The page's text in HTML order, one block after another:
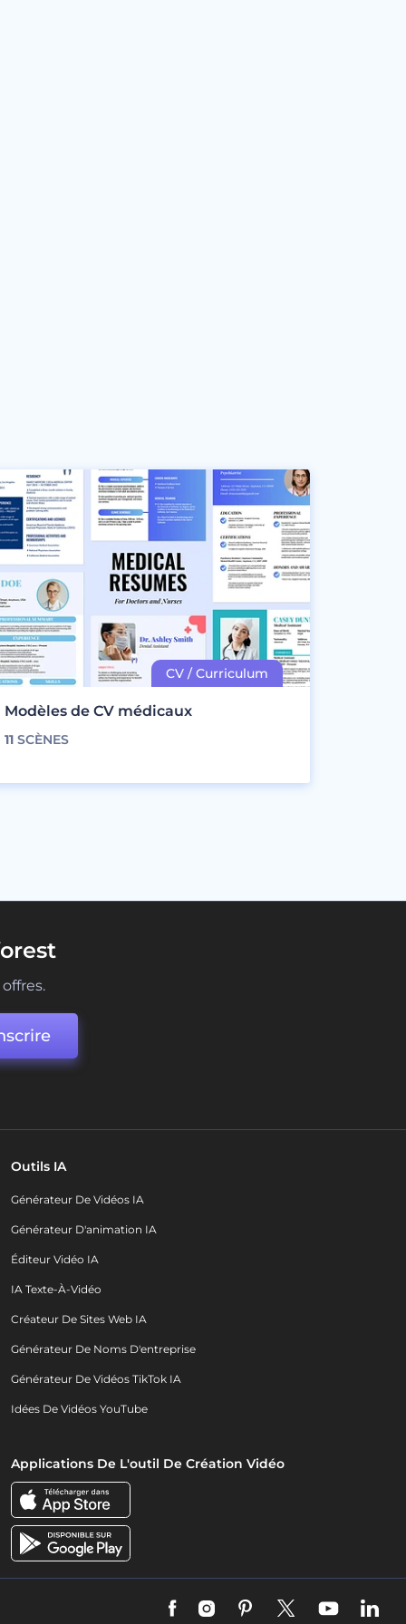
Modèles de CV médicaux
11SCÈNES
Outils IA
Générateur De Vidéos IA
Générateur D'animation IA
Éditeur Vidéo IA
IA Texte-À-Vidéo
Créateur De Sites Web IA
Générateur De Noms D'entreprise
Générateur De Vidéos TikTok IA
Idées De Vidéos YouTube
Applications De L'outil De Création Vidéo